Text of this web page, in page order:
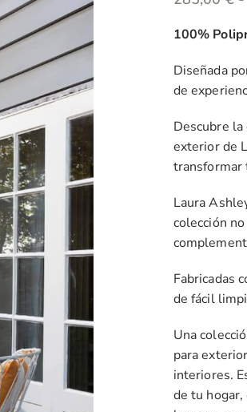
100%
Diseñada
de
Descubre
exterior de
transformar
Laura
colección
Fabricadas
de fácil
Una
para
interiores.
de tu hogar,